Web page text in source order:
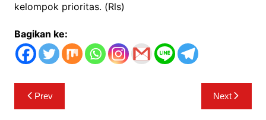
kelompok prioritas. (Rls)
Bagikan ke:
Navigasi
pos
Prev Next